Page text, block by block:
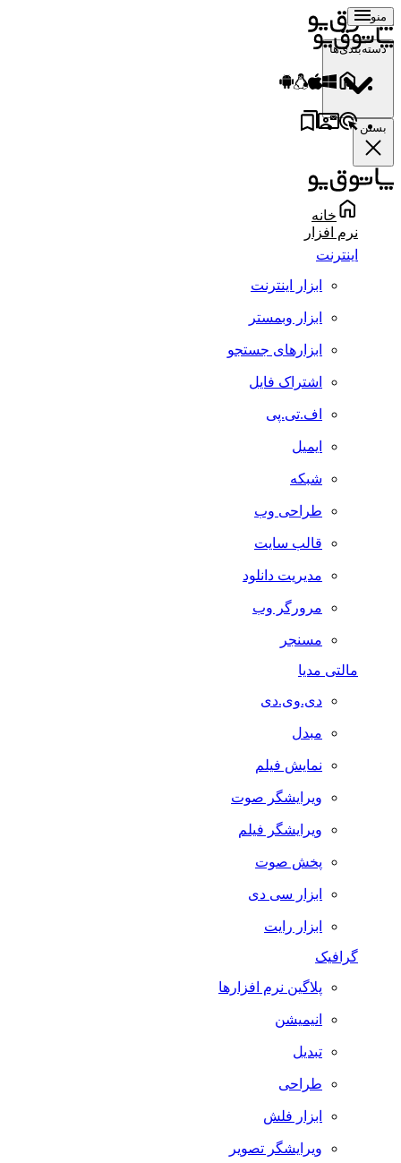
منو
دسته‌بندی‌ها
بستن
خانه
نرم افزار
اینترنت
ابزار اینترنت
ابزار وبمستر
ابزارهای جستجو
اشتراک فایل
اف.تی.پی
ایمیل
شبکه
طراحی وب
قالب سایت
مدیریت دانلود
مرورگر وب
مسنجر
مالتی مدیا
دی.وی.دی
مبدل
نمایش فیلم
ویرایشگر صوت
ویرایشگر فیلم
پخش صوت
ابزار سی دی
ابزار رایت
گرافیک
پلاگین نرم افزارها
انیمیشن
تبدیل
طراحی
ابزار فلش
ویرایشگر تصویر